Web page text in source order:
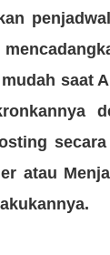
saat
atau